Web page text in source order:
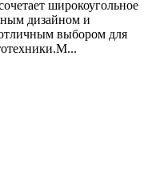
широкоугольное
дизайном и
выбором для